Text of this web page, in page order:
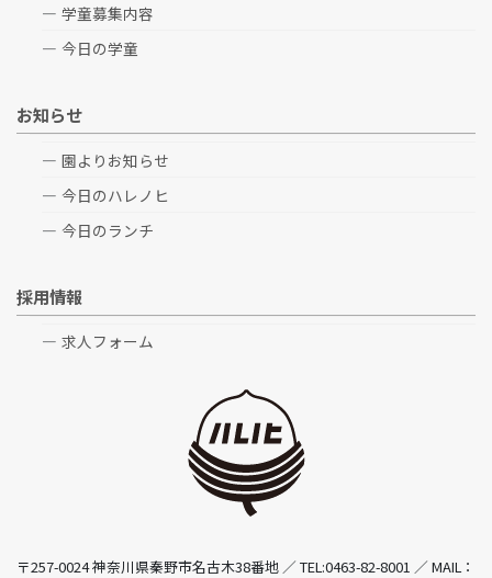
学童募集内容
今日の学童
お知らせ
園よりお知らせ
今日のハレノヒ
今日のランチ
採用情報
求人フォーム
〒257-0024 神奈川県秦野市名古木38番地 ／ TEL:0463-82-8001 ／ MAIL：